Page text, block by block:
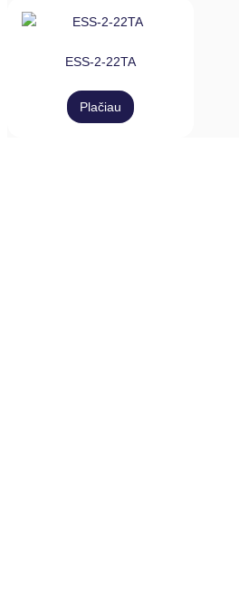
ESS-2-22TA
Plačiau